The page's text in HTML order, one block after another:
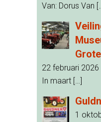
Van: Dorus Van
22 februari 2026
In maart […]
1